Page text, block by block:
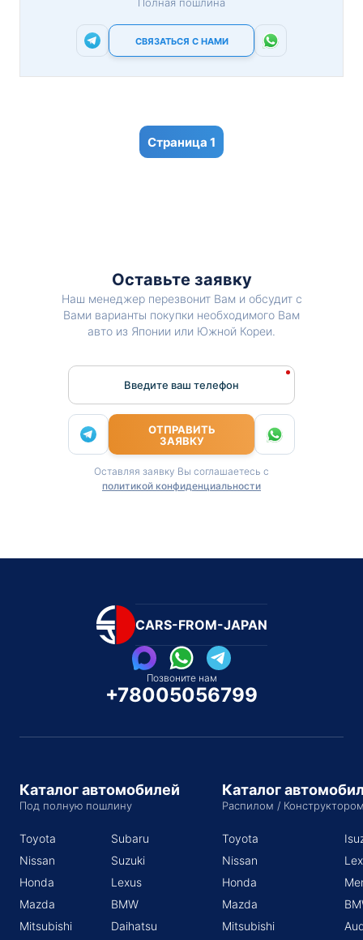
СВЯЗАТЬСЯ С НАМИ
1
Оставьте заявку
Наш менеджер перезвонит Вам и обсудит с
Вами варианты покупки необходимого Вам
авто из Японии или Южной Кореи.
Введите ваш телефон
ОТПРАВИТЬ
ЗАЯВКУ
Оставляя заявку Вы соглашаетесь с
политикой конфиденциальности
CARS-FROM-JAPAN
Позвоните нам
+78005056799
Каталог автомобилей
Под полную пошлину
Toyota
Nissan
Honda
Mazda
Mitsubishi
Subaru
Suzuki
Lexus
BMW
Daihatsu
Каталог
Распилом /
Toyota
Nissan
Honda
Mazda
Mitsubishi